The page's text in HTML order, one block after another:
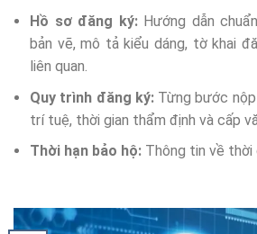
Hồ sơ đăng ký:Hướng dẫn
bản vẽ, mô tả kiểu dáng, tờ khai
liên quan.
Quy trình đăng ký:Từng bước nộp
trí tuệ, thời gian thẩm định và cấp
Thời hạn bảo hộ: Thông tin về thời